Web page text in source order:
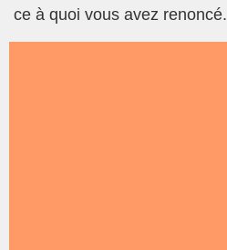
ce à quoi vous avez renoncé.